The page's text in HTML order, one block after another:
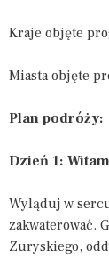
Kraje objęte
Miasta objęte
Plan podróży:
Dzień 1:
Wyląduj w
zakwaterować.
Zuryskiego,